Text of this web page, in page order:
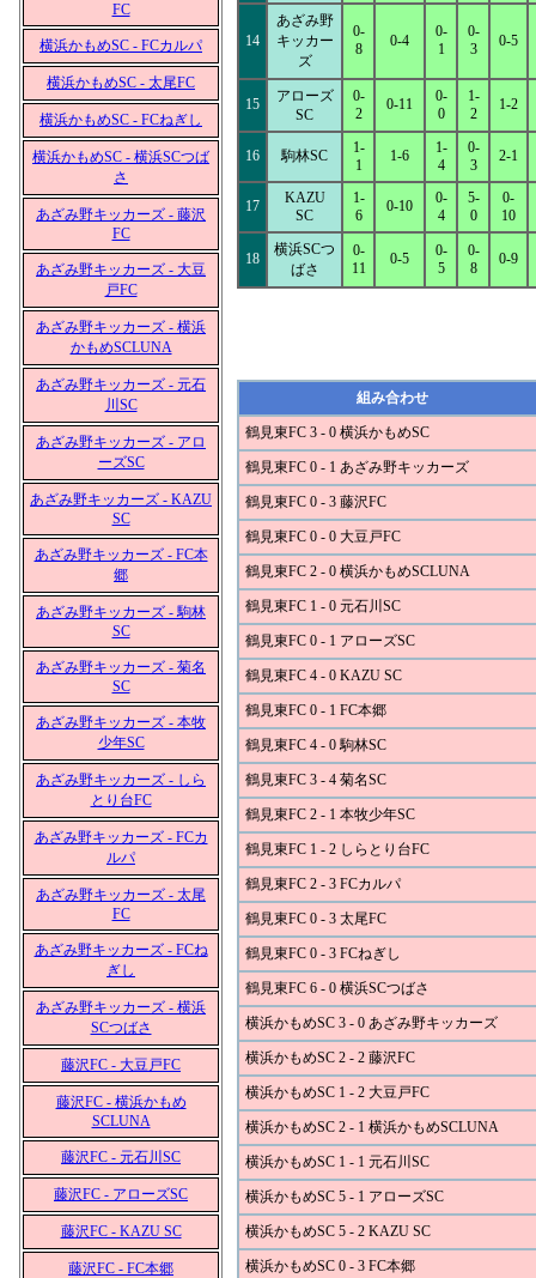
FC
横浜かもめSC - FCカルパ
横浜かもめSC - 太尾FC
横浜かもめSC - FCねぎし
横浜かもめSC - 横浜SCつば
さ
あざみ野キッカーズ - 藤沢
FC
あざみ野キッカーズ - 大豆
戸FC
あざみ野キッカーズ - 横浜
かもめSCLUNA
あざみ野キッカーズ - 元石
川SC
あざみ野キッカーズ - アロ
ーズSC
あざみ野キッカーズ - KAZU
SC
あざみ野キッカーズ - FC本
郷
あざみ野キッカーズ - 駒林
SC
あざみ野キッカーズ - 菊名
SC
あざみ野キッカーズ - 本牧
少年SC
あざみ野キッカーズ - しら
とり台FC
あざみ野キッカーズ - FCカ
ルパ
あざみ野キッカーズ - 太尾
FC
あざみ野キッカーズ - FCね
ぎし
あざみ野キッカーズ - 横浜
SCつばさ
藤沢FC - 大豆戸FC
藤沢FC - 横浜かもめ
SCLUNA
藤沢FC - 元石川SC
藤沢FC - アローズSC
藤沢FC - KAZU SC
藤沢FC - FC本郷
14
あざみ野
キッカー
ズ
0-
8
0-4
0-
1
0-
3
0-5
15
アローズ
SC
0-
2
0-11
0-
0
1-
2
1-2
16 駒林SC
1-
1
1-6
1-
4
0-
3
2-1
17
KAZU
SC
1-
6
0-10
0-
4
5-
0
0-
10
18
横浜SCつ
ばさ
0-
11
0-5
0-
5
0-
8
0-9
組み合わせ
鶴見東FC 3 - 0 横浜かもめSC
鶴見東FC 0 - 1 あざみ野キッカーズ
鶴見東FC 0 - 3 藤沢FC
鶴見東FC 0 - 0 大豆戸FC
鶴見東FC 2 - 0 横浜かもめSCLUNA
鶴見東FC 1 - 0 元石川SC
鶴見東FC 0 - 1 アローズSC
鶴見東FC 4 - 0 KAZU SC
鶴見東FC 0 - 1 FC本郷
鶴見東FC 4 - 0 駒林SC
鶴見東FC 3 - 4 菊名SC
鶴見東FC 2 - 1 本牧少年SC
鶴見東FC 1 - 2 しらとり台FC
鶴見東FC 2 - 3 FCカルパ
鶴見東FC 0 - 3 太尾FC
鶴見東FC 0 - 3 FCねぎし
鶴見東FC 6 - 0 横浜SCつばさ
横浜かもめSC 3 - 0 あざみ野キッカーズ
横浜かもめSC 2 - 2 藤沢FC
横浜かもめSC 1 - 2 大豆戸FC
横浜かもめSC 2 - 1 横浜かもめSCLUNA
横浜かもめSC 1 - 1 元石川SC
横浜かもめSC 5 - 1 アローズSC
横浜かもめSC 5 - 2 KAZU SC
横浜かもめSC 0 - 3 FC本郷